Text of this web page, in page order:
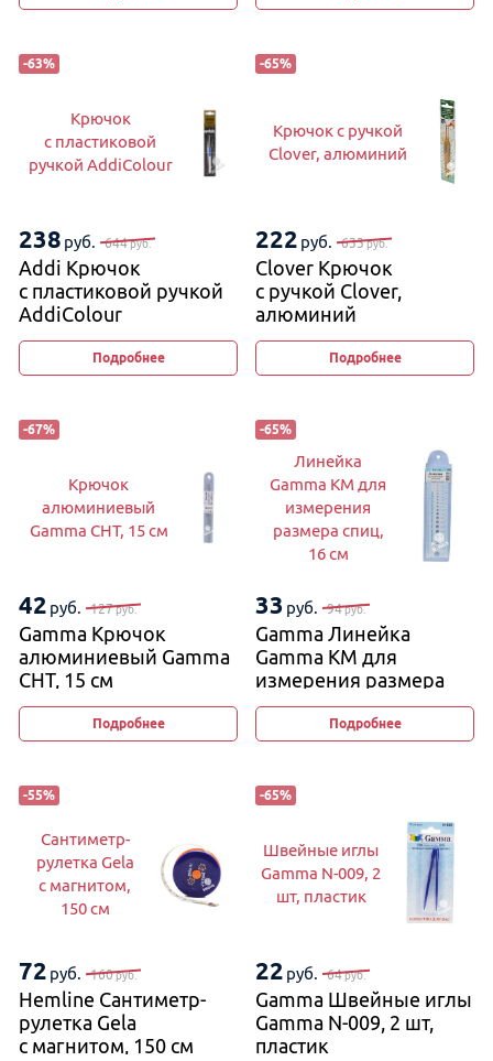
-63%
Крючок
с пластиковой
ручкой AddiColour
238 руб. 644руб.
Addi Крючок
с пластиковой ручкой
AddiColour
Подробнее
-65%
Крючок с ручкой
Clover, алюминий
222 руб. 633руб.
Clover Крючок
с ручкой Clover,
алюминий
Подробнее
-67%
Крючок
алюминиевый
Gamma CHT, 15 см
42 руб. 127руб.
Gamma Крючок
алюминиевый Gamma
CHT, 15 см
Подробнее
-65%
Линейка
Gamma KM для
измерения
размера спиц,
16 см
33 руб. 94руб.
Gamma Линейка
Gamma KM для
измерения размера
спиц, 16 см
Подробнее
-55%
Сантиметр-
рулетка Gela
с магнитом,
150 см
72 руб. 160руб.
Hemline Сантиметр-
рулетка Gela
с магнитом, 150 см
-65%
Швейные иглы
Gamma N-009, 2
шт, пластик
22 руб. 64руб.
Gamma Швейные иглы
Gamma N-009, 2 шт,
пластик